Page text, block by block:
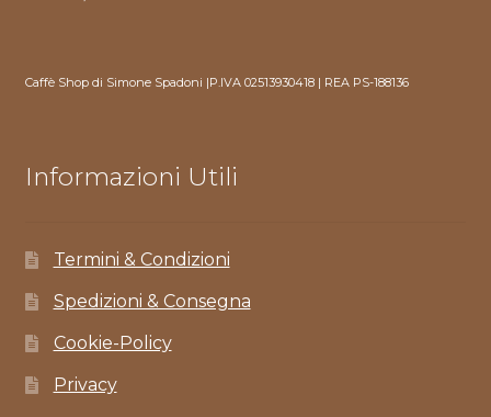
Caffè Shop di Simone Spadoni |P.IVA 02513930418 | REA PS-188136
Informazioni Utili
Termini & Condizioni
Spedizioni & Consegna
Cookie-Policy
Privacy